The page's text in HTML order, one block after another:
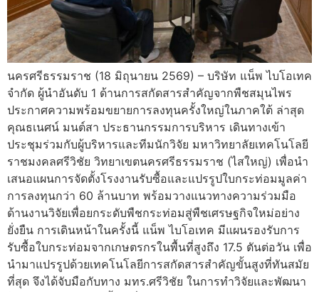
นครศรีธรรมราช (18 มิถุนายน 2569) – บริษัท แน็พ ไบโอเทค
จำกัด ผู้นำอันดับ 1 ด้านการสกัดสารสำคัญจากพืชสมุนไพร
ประกาศความพร้อมขยายการลงทุนครั้งใหญ่ในภาคใต้ ล่าสุด
คุณธเนศน์ มนต์สา ประธานกรรมการบริหาร เดินทางเข้า
ประชุมร่วมกับผู้บริหารและทีมนักวิจัย มหาวิทยาลัยเทคโนโลยี
ราชมงคลศรีวิชัย วิทยาเขตนครศรีธรรมราช (ไสใหญ่) เพื่อนำ
เสนอแผนการจัดตั้งโรงงานรับซื้อและแปรรูปใบกระท่อมมูลค่า
การลงทุนกว่า 60 ล้านบาท พร้อมวางแนวทางความร่วมมือ
ด้านงานวิจัยเพื่อยกระดับพืชกระท่อมสู่พืชเศรษฐกิจใหม่อย่าง
ยั่งยืน การเดินหน้าในครั้งนี้ แน็พ ไบโอเทค มีแผนรองรับการ
รับซื้อใบกระท่อมจากเกษตรกรในพื้นที่สูงถึง 17.5 ตันต่อวัน เพื่อ
นำมาแปรรูปด้วยเทคโนโลยีการสกัดสารสำคัญขั้นสูงที่ทันสมัย
ที่สุด จึงได้จับมือกับทาง มทร.ศรีวิชัย ในการทำวิจัยและพัฒนา